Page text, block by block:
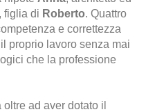
figlia di Roberto. Quattro
e correttezza
proprio lavoro senza mai
che la professione
ad aver dotato il